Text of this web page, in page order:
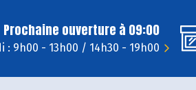
Prochaine ouverture à 09:00
: 9h00 - 13h00 / 14h30 - 19h00